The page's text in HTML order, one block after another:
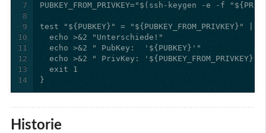
7
8
9
10
11
12
13
14
}
Historie